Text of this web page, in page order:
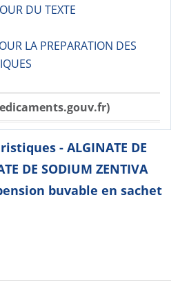
DU TEXTE
LA PREPARATION DES
- ALGINATE DE
DE SODIUM ZENTIVA
buvable en sachet